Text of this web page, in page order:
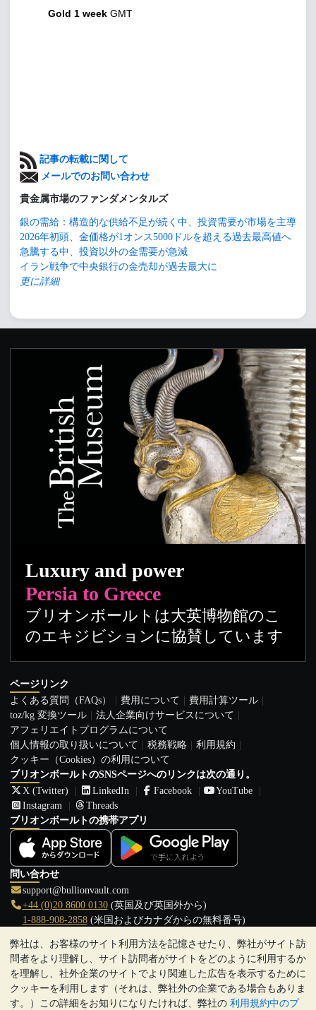
弊社は、お客様のサイト利用方法を記憶させたり、弊社がサイト訪
問者をより理解し、サイト訪問者がサイトをどのように利用するか
を理解し、社外企業のサイトでより関連した広告を表示するために
クッキーを利用します（それは、弊社外の企業である場合もありま
す。）この詳細をお知りになりたければ、弊社の 利用規約中のプ
Gold 1 week GMT
記事の転載に関して
メールでのお問い合わせ
貴金属市場のファンダメンタルズ
銀の需給：構造的な供給不足が続く中、投資需要が市場を主導
2026年初頭、金価格が1オンス5000ドルを超える過去最高値へ
急騰する中、投資以外の金需要が急減
イラン戦争で中央銀行の金売却が過去最大に
更に詳細
Luxury and power
Persia to Greece
ブリオンボールトは大英博物館のこ
のエキジビションに協賛しています
ページリンク
よくある質問（FAQs）
費用について
費用計算ツール
toz/kg 変換ツール
法人企業向けサービスについて
アフェリエイトプログラムについて
個人情報の取り扱いについて
税務戦略
利用規約
クッキー（Cookies）の利用について
ブリオンボールトのSNSページへのリンクは次の通り。
X (Twitter)
LinkedIn Facebook
YouTube
Instagram
Threads
ブリオンボールトの携帯アプリ
問い合わせ
support@bullionvault.com
+44 (0)20 8600 0130(英国及び英国外から)
1-888-908-2858(米国およびカナダからの無料番号)
クリックして通話を開始
営業時間:
9:00～20:30 (英国), 月曜日から金曜日
17:00～2:30（日本時間）, 月曜日から金曜日